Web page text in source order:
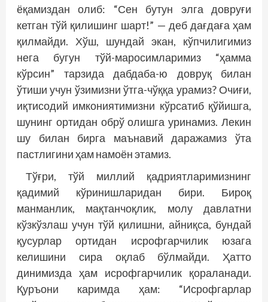
ёқамиздан олиб: “Сен бутун элга довруғи
кетган тўй қилишинг шарт!” — деб дағдаға ҳам
қилмайди. Хўш, шундай экан, кўпчилигимиз
нега бугун тўй-маросимларимиз “ҳамма
кўрсин” тарзида дабдаба-ю довруқ билан
ўтиши учун ўзимизни ўтга-чўққа урамиз? Очиғи,
иқтисодий имкониятимизни кўрсатиб қўйишга,
шунинг ортидан обрў олишга уринамиз. Лекин
шу билан бирга маънавий даражамиз ўта
пастлигини ҳам намоён этамиз.
Тўғри, тўй миллий қадриятларимизнинг
қадимий кўринишларидан бири. Бироқ
манманлик, мақтанчоқлик, молу давлатни
кўзкўзлаш учун тўй қилишни, айниқса, бундай
қусурлар ортидан исрофгарчилик юзага
келишини сира оқлаб бўлмайди. Ҳатто
динимизда ҳам исрофгарчилик қораланади.
Қуръони каримда ҳам: “Исрофгарлар